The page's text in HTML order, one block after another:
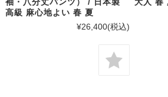
袖・八分丈パンツ） / 日本製
高級 麻心地よい 春 夏
¥26,400(税込)
大人 春